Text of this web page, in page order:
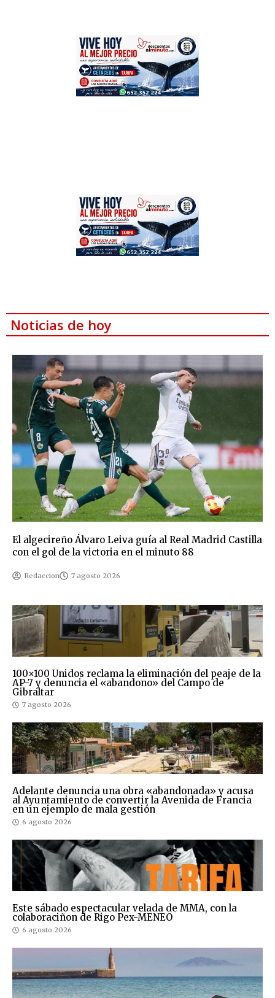
Noticias de hoy
El algecireño Álvaro Leiva guía al Real Madrid Castilla
con el gol de la victoria en el minuto 88
Redaccion 7 agosto 2026
100×100 Unidos reclama la eliminación del peaje de la
AP-7 y denuncia el «abandono» del Campo de
Gibraltar
7 agosto 2026
Adelante denuncia una obra «abandonada» y acusa
al Ayuntamiento de convertir la Avenida de Francia
en un ejemplo de mala gestión
6 agosto 2026
Este sábado espectacular velada de MMA, con la
colaboraciñon de Rigo Pex-MENEO
6 agosto 2026